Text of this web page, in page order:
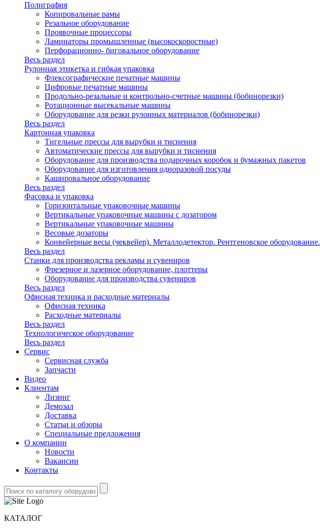
Полиграфия
Копировальные рамы
Резальное оборудование
Проявочные процессоры
Ламинаторы промышленные (высокоскоростные)
Перфорационно- биговальное оборудование
Весь раздел
Рулонная этикетка и гибкая упаковка
Флексографические печатные машины
Цифровые печатные машины
Продольно-резальные и контрольно-счетные машины (бобинорезки)
Ротационные высекальные машины
Оборудование для резки рулонных материалов (бобинорезки)
Весь раздел
Картонная упаковка
Тигельные прессы для вырубки и тиснения
Автоматические прессы для вырубки и тиснения
Оборудование для производства подарочных коробок и бумажных пакетов
Оборудование для изготовления одноразовой посуды
Кашировальное оборудование
Весь раздел
Фасовка и упаковка
Горизонтальные упаковочные машины
Вертикальные упаковочные машины с дозатором
Вертикальные упаковочные машины
Весовые дозаторы
Конвейерные весы (чеквейер). Металлодетектор. Рентгеновское оборудование.
Весь раздел
Станки для производства рекламы и сувениров
Фрезерное и лазерное оборудование, плоттеры
Оборудование для производства сувениров
Весь раздел
Офисная техника и расходные материалы
Офисная техника
Расходные материалы
Весь раздел
Технологическое оборудование
Весь раздел
Сервис
Сервисная служба
Запчасти
Видео
Клиентам
Лизинг
Демозал
Доставка
Статьи и обзоры
Специальные предложения
О компании
Новости
Вакансии
Контакты
КАТАЛОГ